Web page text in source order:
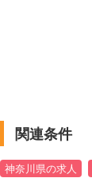
関連条件
神奈川県の求人